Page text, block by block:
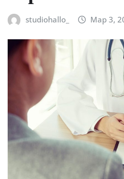
studiohallo_ Мар 3,